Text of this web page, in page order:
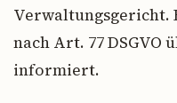
Verwaltungsgericht.
nach Art. 77 DSGVO
informiert.